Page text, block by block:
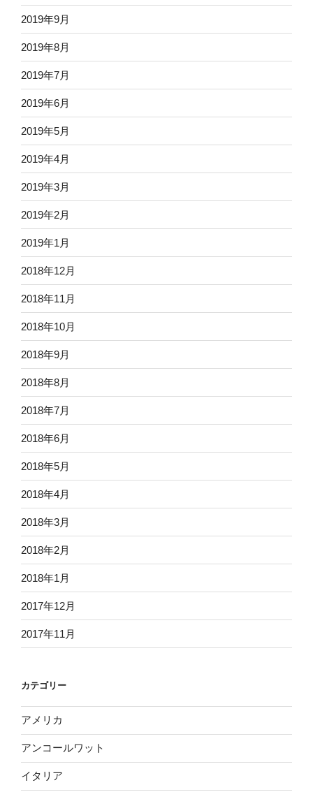
2019年9月
2019年8月
2019年7月
2019年6月
2019年5月
2019年4月
2019年3月
2019年2月
2019年1月
2018年12月
2018年11月
2018年10月
2018年9月
2018年8月
2018年7月
2018年6月
2018年5月
2018年4月
2018年3月
2018年2月
2018年1月
2017年12月
2017年11月
カテゴリー
アメリカ
アンコールワット
イタリア